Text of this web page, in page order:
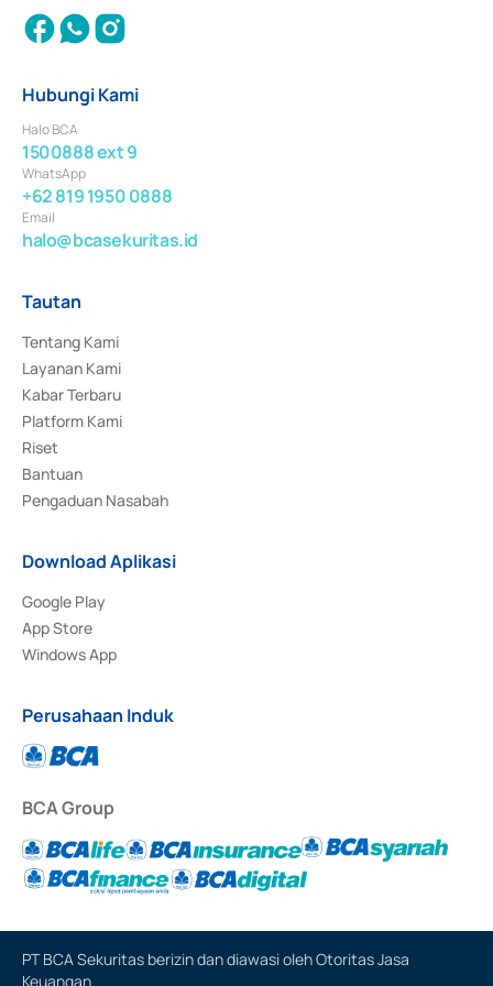
Hubungi Kami
Halo BCA
1500888 ext 9
WhatsApp
+62 819 1950 0888
Email
halo@bcasekuritas.id
Tautan
Tentang Kami
Layanan Kami
Kabar Terbaru
Platform Kami
Riset
Bantuan
Pengaduan Nasabah
Download Aplikasi
Google Play
App Store
Windows App
Perusahaan Induk
BCA Group
PT BCA Sekuritas berizin dan diawasi oleh Otoritas Jasa
Keuangan